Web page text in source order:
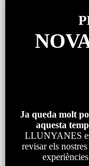
Ja queda molt
aquesta
LLUNYANES
revisar els